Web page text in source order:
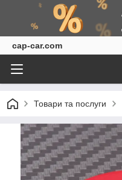
cap-car.com
Товари та послуги